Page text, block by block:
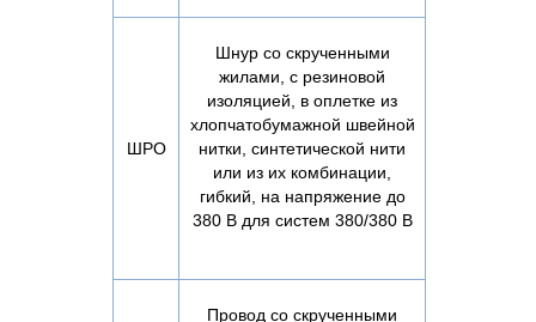
ШРО
Шнур со скрученными
жилами, с резиновой
изоляцией, в оплетке из
хлопчатобумажной швейной
нитки, синтетической нити
или из их комбинации,
гибкий, на напряжение до
380 В для систем 380/380 В
Провод со скрученными